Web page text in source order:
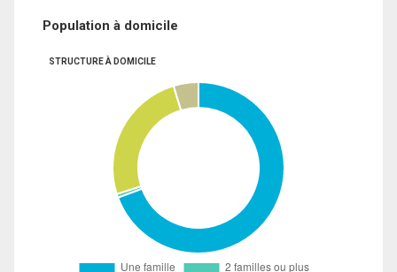
Population à domicile
STRUCTURE À DOMICILE